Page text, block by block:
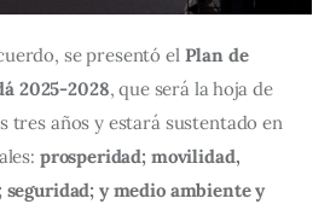
se presentó el Plan de
2025-2028, que será la hoja de
tres años y estará sustentado en
prosperidad; movilidad,
y medio ambiente y